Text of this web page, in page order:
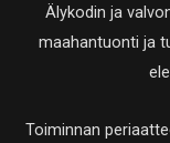
Älykodin ja
maahantuonti ja
Toiminnan